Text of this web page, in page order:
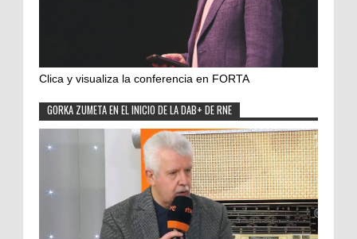
Clica y visualiza la conferencia en FORTA
GORKA ZUMETA EN EL INICIO DE LA DAB+ DE RNE